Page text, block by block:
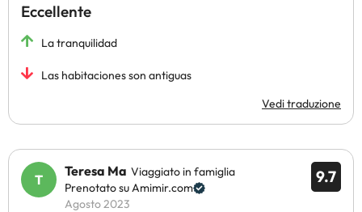
Eccellente
La tranquilidad
Las habitaciones son antiguas
Vedi traduzione
9.7
Teresa Ma Viaggiato in famiglia
Prenotato su Amimir.com
Agosto 2023